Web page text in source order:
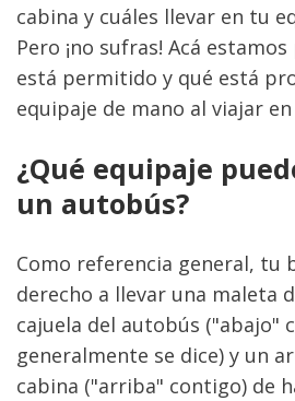
cabina y cuáles llevar en tu
Pero ¡no sufras! Acá
está permitido y qué está
equipaje de mano al viajar
¿Qué equipaje
un autobús?
Como referencia general, tu
derecho a llevar una maleta
cajuela del autobús ("abajo"
generalmente se dice) y un
cabina ("arriba" contigo) de